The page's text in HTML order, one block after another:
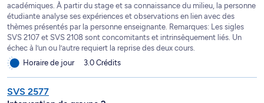
académiques. À partir du stage et sa connaissance du milieu, la personne
étudiante analyse ses expériences et observations en lien avec des
thèmes présentés par la personne enseignante. Remarques: Les sigles
SVS 2107 et SVS 2108 sont concomitants et intrinsèquement liés. Un
échec à l’un ou l’autre requiert la reprise des deux cours.
Horaire de jour
3.0 Crédits
SVS 2577